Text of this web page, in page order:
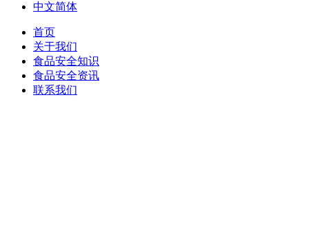
中文简体
首页
关于我们
食品安全知识
食品安全资讯
联系我们